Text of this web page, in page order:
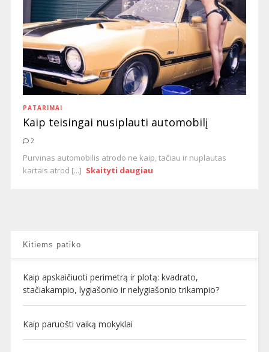
PATARIMAI
Kaip teisingai nusiplauti automobilį
2
Purvinas automobilis atrodo ne kaip, tačiau ir nuplautas
kartais atrod [...] Skaityti daugiau
Kitiems patiko
Kaip apskaičiuoti perimetrą ir plotą: kvadrato,
stačiakampio, lygiašonio ir nelygiašonio trikampio?
Kaip paruošti vaiką mokyklai